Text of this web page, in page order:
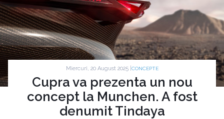
Miercuri, 20 August 2025 | CONCEPTE
Cupra va prezenta un nou
concept la Munchen. A fost
denumit Tindaya